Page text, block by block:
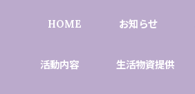
HOME お知らせ
活動内容 生活物資提供